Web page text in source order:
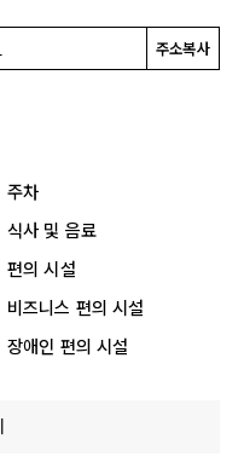
주소복사
주차
식사 및 음료
편의 시설
비즈니스 편의 시설
장애인 편의 시설